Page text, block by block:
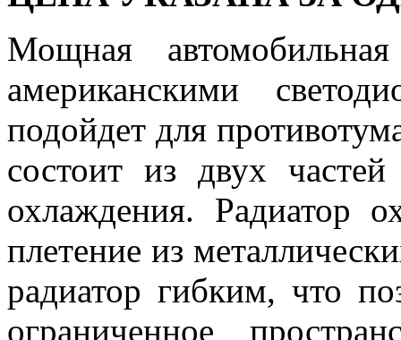
Мощная
американскими
подойдет для
состоит из двух
охлаждения. Радиатор
плетение из
радиатор гибким, что
ограниченное